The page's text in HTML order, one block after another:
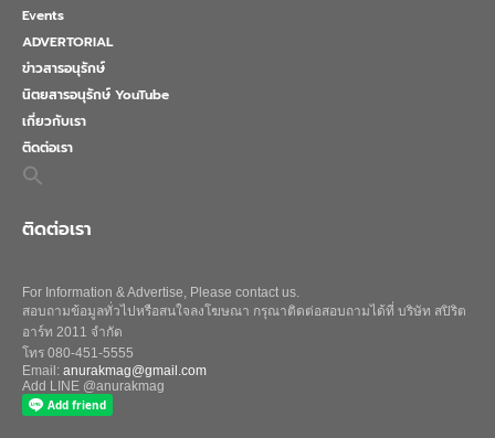
Events
ADVERTORIAL
ข่าวสารอนุรักษ์
นิตยสารอนุรักษ์ YouTube
เกี่ยวกับเรา
ติดต่อเรา
Search
for:
ติดต่อเรา
For Information & Advertise, Please contact us.
สอบถามข้อมูลทั่วไปหรือสนใจลงโฆษณา กรุณาติดต่อสอบถามได้ที่ บริษัท สปิริต
อาร์ท 2011 จำกัด
โทร 080-451-5555
Email: anurakmag@gmail.com
Add LINE @anurakmag